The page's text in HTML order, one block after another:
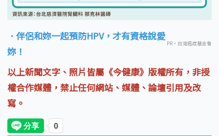
．伴侶和妳一起預防HPV，才有資格說愛
妳！
PR・台灣癌症基金會
以上新聞文字、照片皆屬《今健康》版權所有，非授
權合作媒體，禁止任何網站、媒體、論壇引用及改
寫。